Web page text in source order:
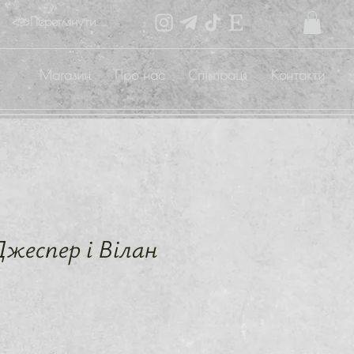
Магазин Про нас Співпраця Контакти
і Вілан